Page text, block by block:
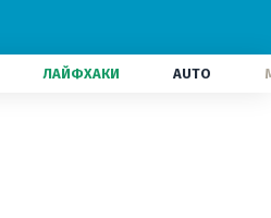
ЛАЙФХАКИ AUTO